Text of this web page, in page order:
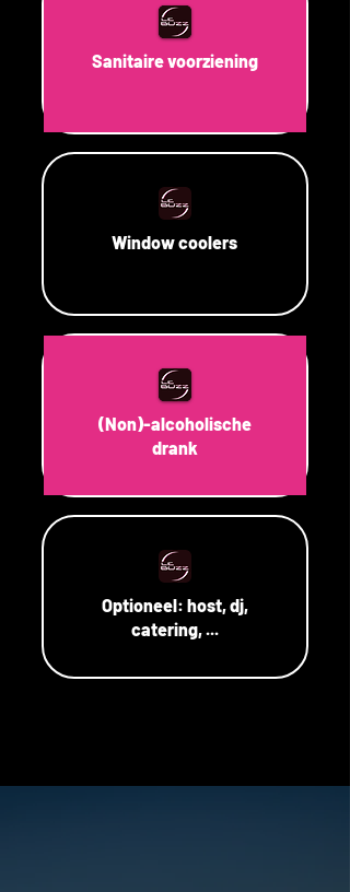
Sanitaire voorziening
Window coolers
(Non)-alcoholische
drank
Optioneel: host, dj,
catering, ...